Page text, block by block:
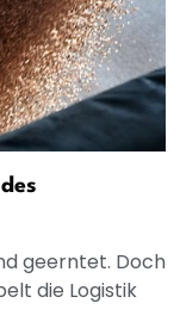
geerntet. Doch
die Logistik